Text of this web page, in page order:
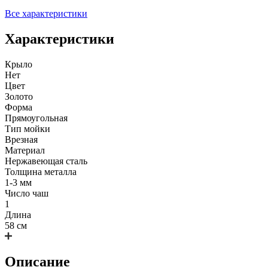
Все характеристики
Характеристики
Крыло
Нет
Цвет
Золото
Форма
Прямоугольная
Тип мойки
Врезная
Материал
Нержавеющая сталь
Толщина металла
1-3 мм
Число чаш
1
Длина
58 см
Описание